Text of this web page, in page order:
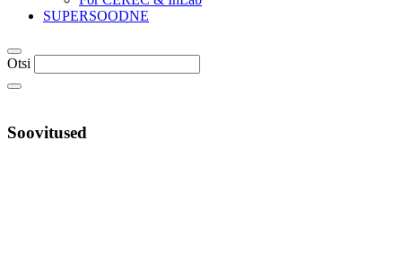
SUPERSOODNE
Otsi
Soovitused